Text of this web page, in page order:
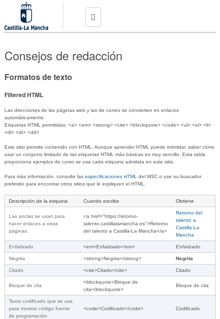
contenido
Preguntas frecuentes
Publica tu oferta
Contacto
Consejos de redacción
Formatos de texto
Filtered HTML
Las direcciones de las páginas web y las de correo se convierten en enlaces
automáticamente.
Etiquetas HTML permitidas: <a> <em> <strong> <cite> <blockquote> <code> <ul> <ol> <li>
<dl> <dt> <dd>
Este sitio permite contenido con HTML. Aunque aprender HTML puede intimidar, saber cómo
usar un conjunto limitado de las etiquetas HTML más básicas es muy sencillo. Esta tabla
proporciona ejemplos de como se usa cada etiqueta admitida en este sitio.
Para más información, consulte las especificaciones HTML
del W3C o use su buscador
preferido para encontrar otros sitios que le expliquen el HTML.
Descripción de la etiqueta Cuando escribe Obtiene
Las anclas se usan para
hacer enlaces a otras
páginas.
<a href="https://retorno-
talento.castillalamancha.es">Retorno
del talento a Castilla-La Mancha</a>
Retorno del
talento a
Castilla-La
Mancha
Enfatizado <em>Enfatizado</em> Enfatizado
Negrita <strong>Negrita</strong> Negrita
Citado <cite>Citado</cite> Citado
Bloque de cita
<blockquote>Bloque de
cita</blockquote>
Bloque de cita
Texto codificado que se usa
para mostrar código fuente
de programación
<code>Codificado</code> Codificado